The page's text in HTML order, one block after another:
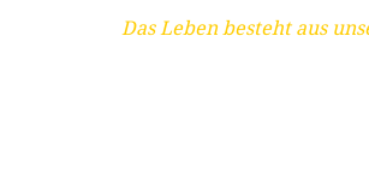
Das Leben besteht aus